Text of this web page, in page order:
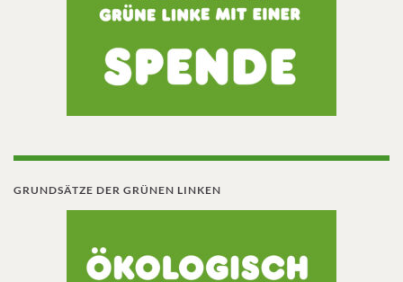
GRUNDSÄTZE DER GRÜNEN LINKEN